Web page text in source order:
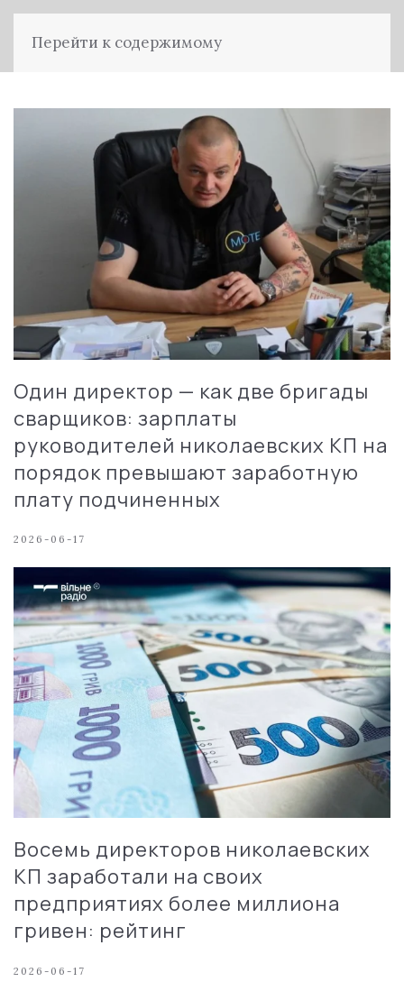
Перейти к содержимому
Один директор — как две бригады
сварщиков: зарплаты
руководителей николаевских КП на
порядок превышают заработную
плату подчиненных
2026-06-17
Восемь директоров николаевских
КП заработали на своих
предприятиях более миллиона
гривен: рейтинг
2026-06-17